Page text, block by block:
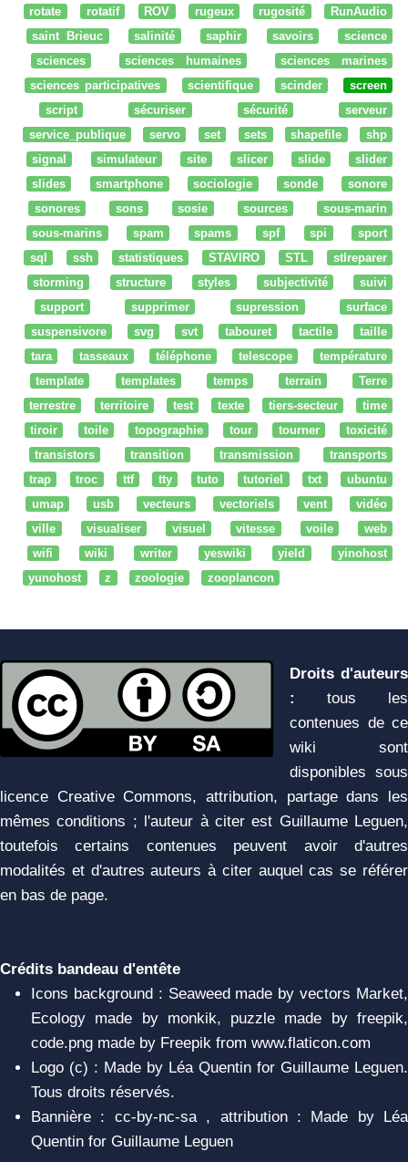
rotate
rotatif ROV rugeux rugosité
RunAudio
saint Brieuc
salinité saphir savoirs
science
sciences
sciences humaines
sciences marines
sciences participatives
scientifique scinder
screen
script
sécuriser sécurité
serveur
service_publique
servo set sets shapefile
shp
signal
simulateur site slicer slide
slider
slides
smartphone sociologie sonde
sonore
sonores
sons sosie sources
sous-marin
sous-marins
spam spams spf spi
sport
sql
ssh statistiques STAVIRO STL
stlreparer
storming
structure styles subjectivité
suivi
support
supprimer supression
surface
suspensivore
svg svt tabouret tactile
taille
tara
tasseaux téléphone telescope
température
template
templates temps terrain
Terre
terrestre
territoire test texte tiers-secteur
time
tiroir
toile topographie tour tourner
toxicité
transistors
transition transmission
transports
trap
troc ttf tty tuto tutoriel txt
ubuntu
umap
usb vecteurs vectoriels vent
vidéo
ville
visualiser visuel vitesse voile
web
wifi
wiki writer yeswiki yield
yinohost
yunohost
z zoologie zooplancon
Droits d'auteurs
:
tous les
contenues de ce
wiki sont
disponibles sous
licence Creative Commons, attribution, partage dans les
mêmes conditions ; l'auteur à citer est Guillaume Leguen,
toutefois certains contenues peuvent avoir d'autres
modalités et d'autres auteurs à citer auquel cas se référer
en bas de page.
Crédits bandeau d'entête
Icons background : Seaweed made by vectors Market,
Ecology made by monkik, puzzle made by freepik,
code.png made by Freepik from www.flaticon.com
Logo (c) : Made by Léa Quentin for Guillaume Leguen.
Tous droits réservés.
Bannière : cc-by-nc-sa , attribution : Made by Léa
Quentin for Guillaume Leguen